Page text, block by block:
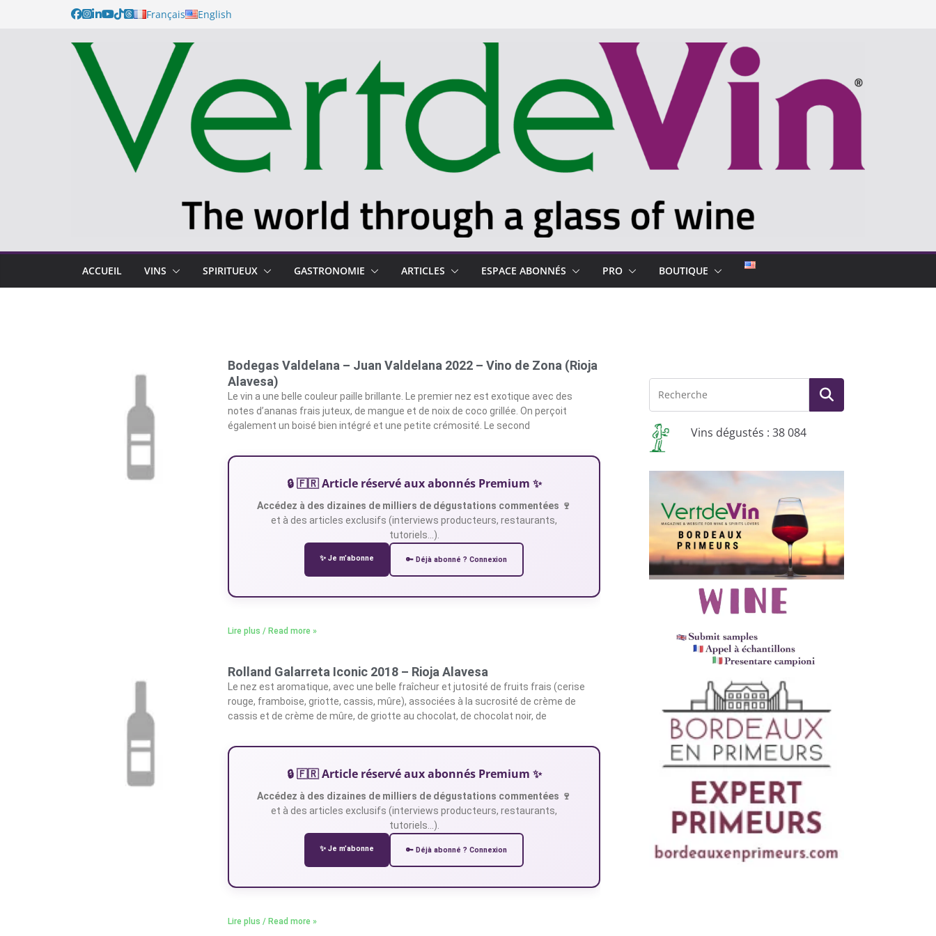
Français English
ACCUEIL VINS SPIRITUEUX GASTRONOMIE ARTICLES ESPACE ABONNÉS PRO BOUTIQUE
Bodegas Valdelana – Juan Valdelana 2022 – Vino de Zona (Rioja
Alavesa)
Le vin a une belle couleur paille brillante. Le premier nez est exotique avec des
notes d’ananas frais juteux, de mangue et de noix de coco grillée. On perçoit
également un boisé bien intégré et une petite crémosité. Le second
🔒 🇫🇷 Article réservé aux abonnés Premium ✨
Accédez à des dizaines de milliers de dégustations commentées 🍷
et à des articles exclusifs (interviews producteurs, restaurants,
tutoriels…).
✨ Je m’abonne 🔑 Déjà abonné ? Connexion
Lire plus / Read more »
Rolland Galarreta Iconic 2018 – Rioja Alavesa
Le nez est aromatique, avec une belle fraîcheur et jutosité de fruits frais (cerise
rouge, framboise, griotte, cassis, mûre), associées à la sucrosité de crème de
cassis et de crème de mûre, de griotte au chocolat, de chocolat noir, de
🔒 🇫🇷 Article réservé aux abonnés Premium ✨
Accédez à des dizaines de milliers de dégustations commentées 🍷
et à des articles exclusifs (interviews producteurs, restaurants,
tutoriels…).
✨ Je m’abonne 🔑 Déjà abonné ? Connexion
Lire plus / Read more »
Vins dégustés : 38 084